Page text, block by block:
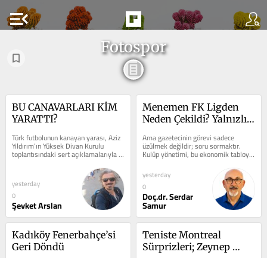
menu_open
Fotospor
BU CANAVARLARI KİM
YARATTI?
Türk futbolunun kanayan yarası, Aziz
Yıldırım’ın Yüksek Divan Kurulu
toplantısındaki sert açıklamalarıyla
bir kez daha gözler önüne...
yesterday
0
Şevket Arslan
Menemen FK Ligden
Neden Çekildi? Yalnızlık
Ama gazetecinin görevi sadece
üzülmek değildir; soru sormaktır.
Kulüp yönetimi, bu ekonomik tabloyu
dün mü gördü? Yıllardır 2....
yesterday
0
Doç.dr. Serdar
Samur
Kadıköy Fenerbahçe’si
Geri Döndü
Teniste Montreal
Sürprizleri; Zeynep